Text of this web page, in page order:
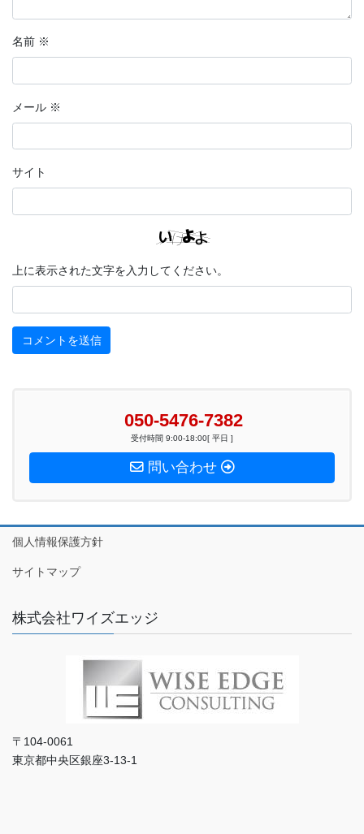
名前 ※
メール ※
サイト
上に表示された文字を入力してください。
050-5476-7382
受付時間 9:00-18:00[ 平日 ]
問い合わせ
個人情報保護方針
サイトマップ
株式会社ワイズエッジ
〒104-0061
東京都中央区銀座3-13-1